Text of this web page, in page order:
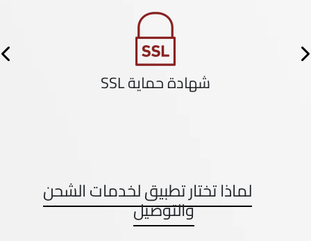
شهادة حماية SSL
لماذا تختار تطبيق لخدمات الشحن
والتوصيل